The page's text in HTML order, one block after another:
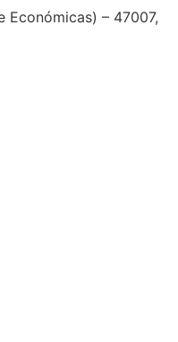
Económicas) – 47007,